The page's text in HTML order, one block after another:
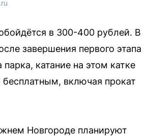
в 300-400 рублей. В
завершения первого этапа
парка, катание на этом катке
включая прокат
Новгороде планируют